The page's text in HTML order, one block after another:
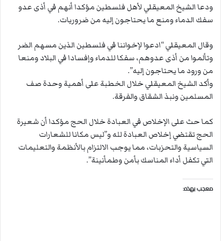
ودعا الشيخ المعيقلي لأهل فلسطين مؤكدا أنهم في أذى عدو
سفك الدماء ومنع ما يحتاجون إليه من ضروريات.
وقال المعيقلي “ادعوا لإخواننا في فلسطين الذين مسهم الضر
وتألموا من أذى عدوهم، سفكا للدماء وإفسادا في البلاد ومنعا
من ورود ما يحتاجون إليه”.
وأكد الشيخ المعيقلي خلال الخطبة على أهمية وحدة صف
المسلمين ونبذ الشقاق والفرقة.
كما حث على الإخلاص في العبادة خلال الحج مؤكدا أن شعيرة
الحج تقتضي إخلاص العبادة لله و”ليس مكانا للشعارات
السياسية والتحزبات، مما يوجب الالتزام بالأنظمة والتعليمات
التي تكفل أداء المناسك بأمن وطمأنينة”.
معجب بهذه: